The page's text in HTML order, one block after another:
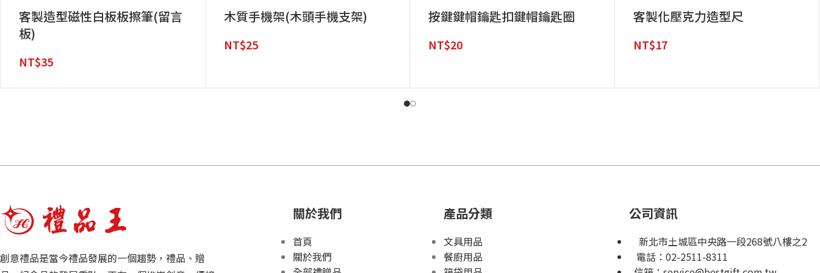
客製造型磁性白板板擦筆(留言
板)
NT$35
木質手機架(木頭手機支架)
NT$25
按鍵鍵帽鑰匙扣鍵帽鑰匙圈
NT$20
客製化壓克力造型尺
NT$17
創意禮品是當今禮品發展的一個趨勢，禮品、贈
關於我們
首頁
關於我們
產品分類
文具用品
餐廚用品
公司資訊
新北市土城區中央路一段268號八樓之2
電話： 02-2511-8311